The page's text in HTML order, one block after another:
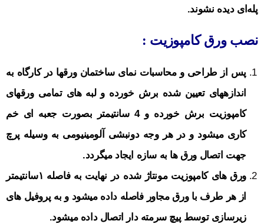
پله‌ای دیده نشوند.
نصب ورق کامپوزیت :
پس از طراحی و محاسبات نمای ساختمان ورقها در کارگاه به
اندازه­های تعیین شده برش خورده و لبه های تمامی ورقهای
کامپوزیت برش خورده و 4 سانتیمتر بصورت جعبه ای خم
کاری می­شود و در هر وجه دونبشی آلومینیومی به وسیله پرچ
جهت اتصال ورق ها به سازه ایجاد می­گردد.
ورق های کامپوزیت مونتاژ شده در نهایت به فاصله ۱سانتیمتر
از هر طرف با ورق مجاور فاصله داده می­شود و به پروفیل های
زیرسازی توسط پیچ سرمته دار اتصال داده می­شود.